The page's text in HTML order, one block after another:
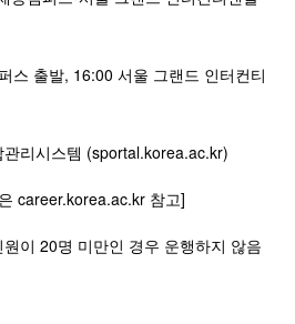
스 출발, 16:00 서울 그랜드 인터컨티
리시스템 (sportal.korea.ac.kr)
참고]
이 20명 미만인 경우 운행하지 않음